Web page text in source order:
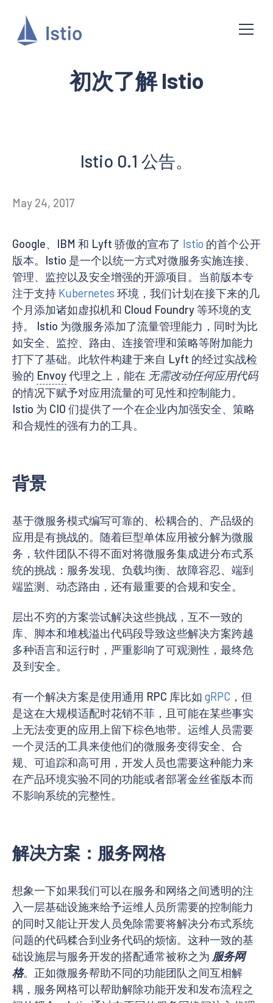
初次了解 Istio
Istio 0.1 公告。
May 24, 2017
Google、IBM 和 Lyft 骄傲的宣布了 Istio 的首个公开
版本。Istio 是一个以统一方式对微服务实施连接、
管理、监控以及安全增强的开源项目。当前版本专
注于支持 Kubernetes 环境，我们计划在接下来的几
个月添加诸如虚拟机和 Cloud Foundry 等环境的支
持。 Istio 为微服务添加了流量管理能力，同时为比
如安全、监控、路由、连接管理和策略等附加能力
打下了基础。此软件构建于来自 Lyft 的经过实战检
验的 Envoy代理之上，能在 无需改动任何应用代码
的情况下赋予对应用流量的可见性和控制能力。
Istio 为 CIO 们提供了一个在企业内加强安全、策略
和合规性的强有力的工具。
背景
基于微服务模式编写可靠的、松耦合的、产品级的
应用是有挑战的。随着巨型单体应用被分解为微服
务，软件团队不得不面对将微服务集成进分布式系
统的挑战：服务发现、负载均衡、故障容忍、端到
端监测、动态路由，还有最重要的合规和安全。
层出不穷的方案尝试解决这些挑战，互不一致的
库、脚本和堆栈溢出代码段导致这些解决方案跨越
多种语言和运行时，严重影响了可观测性，最终危
及到安全。
有一个解决方案是使用通用 RPC 库比如 gRPC ，但
是这在大规模适配时花销不菲，且可能在某些事实
上无法变更的应用上留下棕色地带。运维人员需要
一个灵活的工具来使他们的微服务变得安全、合
规、可追踪和高可用，开发人员也需要这种能力来
在产品环境实验不同的功能或者部署金丝雀版本而
不影响系统的完整性。
解决方案：服务网格
想象一下如果我们可以在服务和网络之间透明的注
入一层基础设施来给予运维人员所需要的控制能力
的同时又能让开发人员免除需要将解决分布式系统
问题的代码糅合到业务代码的烦恼。这种一致的基
础设施层与服务开发的搭配通常被称之为 服务网
格。正如微服务帮助不同的功能团队之间互相解
耦，服务网格可以帮助解除功能开发和发布流程之